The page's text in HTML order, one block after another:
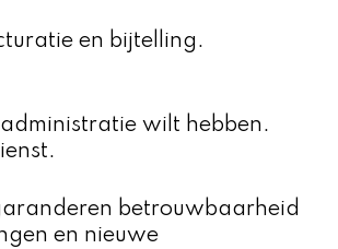
en bijtelling.
wilt hebben.
betrouwbaarheid
en nieuwe